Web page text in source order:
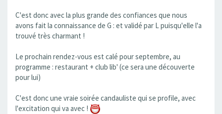
C'est donc avec la plus grande des confiances que nous
avons fait la connaissance de G : et validé par L puisqu'elle l'a
trouvé très charmant !
Le prochain rendez-vous est calé pour septembre, au
programme : restaurant + club lib' (ce sera une découverte
pour lui)
C'est donc une vraie soirée candauliste qui se profile, avec
l'excitation qui va avec !